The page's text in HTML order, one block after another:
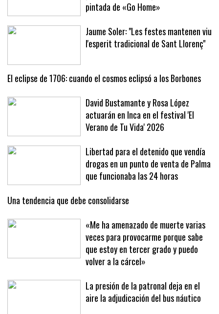
pintada de «Go Home»
Jaume Soler: "Les festes mantenen viu
l'esperit tradicional de Sant Llorenç"
El eclipse de 1706: cuando el cosmos eclipsó a los Borbones
David Bustamante y Rosa López
actuarán en Inca en el festival 'El
Verano de Tu Vida' 2026
Libertad para el detenido que vendía
drogas en un punto de venta de Palma
que funcionaba las 24 horas
Una tendencia que debe consolidarse
«Me ha amenazado de muerte varias
veces para provocarme porque sabe
que estoy en tercer grado y puedo
volver a la cárcel»
La presión de la patronal deja en el
aire la adjudicación del bus náutico